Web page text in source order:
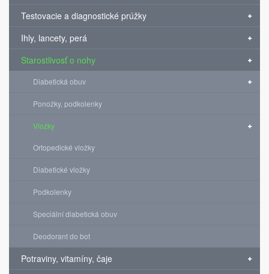
Testovacie a diagnostické prúžky
Ihly, lancety, perá
Starostlivosť o nohy
Diabetická obuv
Ponožky, podkolenky
Vložky
Ortopedické vložky
Diabetické vložky
Podkolenky
Speciální diabetická obuv
Deodorant do bot
Potraviny, vitamíny, čaje